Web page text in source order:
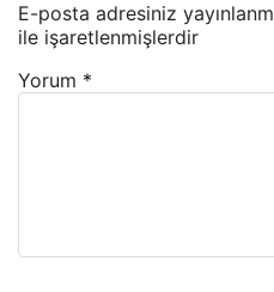
E-posta adresiniz
ile işaretlenmişlerdir
Yorum *